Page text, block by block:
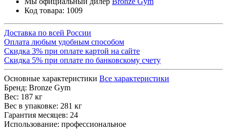
Код товара: 1009
Доставка по всей России
Оплата любым удобным способом
Скидка 3% при оплате картой на сайте
Скидка 5% при оплате по банковскому счету
Основные характеристики Все характеристики
Бренд: Bronze Gym
Вес: 187 кг
Вес в упаковке: 281 кг
Гарантия месяцев: 24
Использование: профессиональное